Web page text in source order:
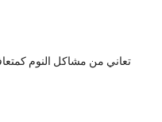
تعاني من مشاكل النوم